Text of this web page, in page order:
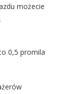
możecie
0,5 promila